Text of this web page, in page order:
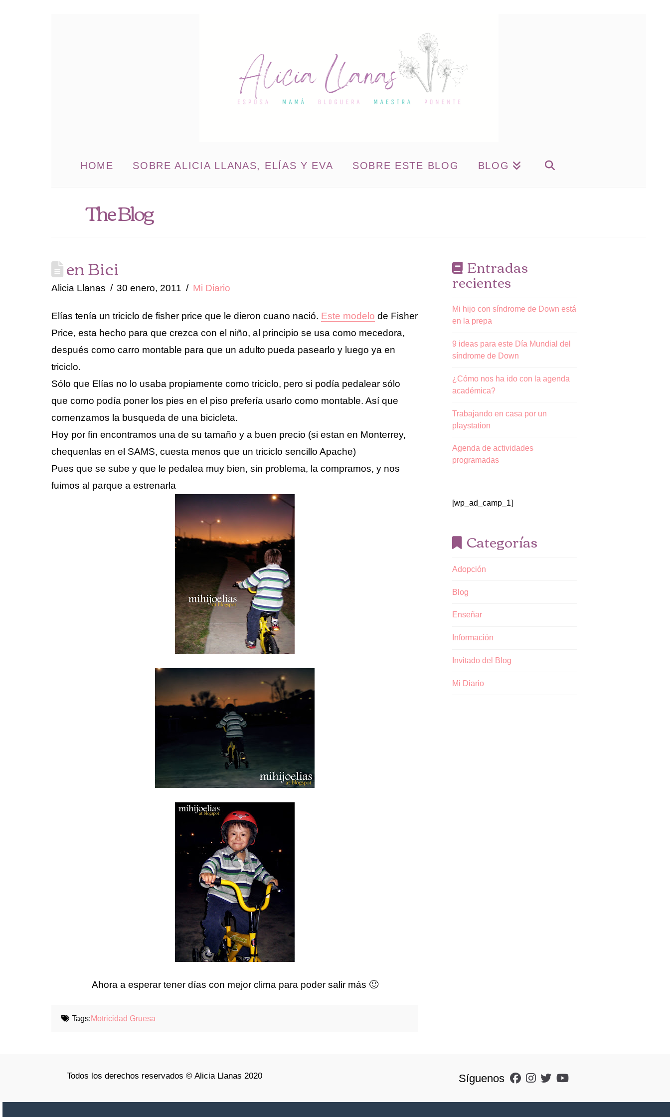
HOME SOBRE ALICIA LLANAS, ELÍAS Y EVA SOBRE ESTE BLOG BLOG
The Blog
en Bici
Alicia Llanas 30 enero, 2011 Mi Diario
Elías tenía un triciclo de fisher price que le dieron cuano nació. Este modelo de Fisher
Price, esta hecho para que crezca con el niño, al principio se usa como mecedora,
después como carro montable para que un adulto pueda pasearlo y luego ya en
triciclo.
Sólo que Elías no lo usaba propiamente como triciclo, pero si podía pedalear sólo
que como podía poner los pies en el piso prefería usarlo como montable. Así que
comenzamos la busqueda de una bicicleta.
Hoy por fin encontramos una de su tamaño y a buen precio (si estan en Monterrey,
chequenlas en el SAMS, cuesta menos que un triciclo sencillo Apache)
Pues que se sube y que le pedalea muy bien, sin problema, la compramos, y nos
fuimos al parque a estrenarla
Ahora a esperar tener días con mejor clima para poder salir más 🙂
Tags:Motricidad Gruesa
Entradas
recientes
Mi hijo con síndrome de Down está
en la prepa
9 ideas para este Día Mundial del
síndrome de Down
¿Cómo nos ha ido con la agenda
académica?
Trabajando en casa por un
playstation
Agenda de actividades
programadas
[wp_ad_camp_1]
Categorías
Adopción
Blog
Enseñar
Información
Invitado del Blog
Mi Diario
Todos los derechos reservados © Alicia Llanas 2020 Síguenos